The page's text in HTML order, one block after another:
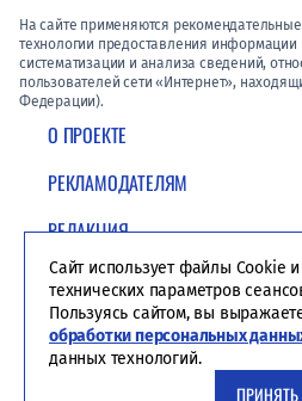
О ПРОЕКТЕ
РЕКЛАМОДАТЕЛЯМ
РЕДАКЦИЯ
ПОЛИТИКА
На сайте применяются
технологии предоставления информации
систематизации и анализа сведений,
пользователей сети «Интернет»,
Федерации).
Сайт использует файлы Cookie
технических параметров
Пользуясь сайтом, вы
обработки персональных
данных технологий.
ПРИНЯТЬ